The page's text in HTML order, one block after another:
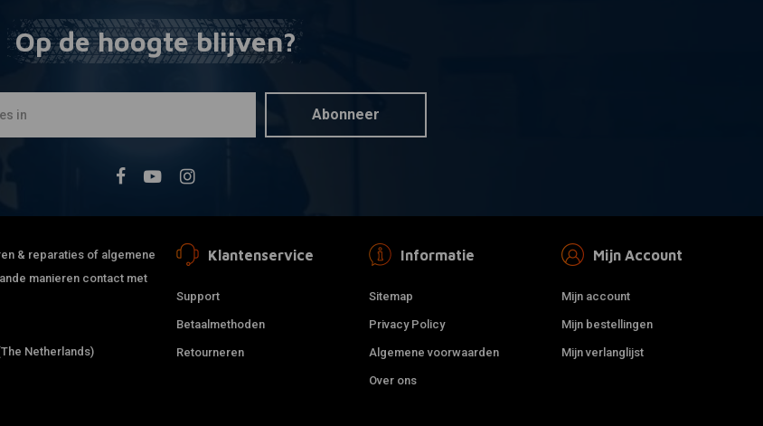
Achterspatbord OEM stijl
€113,39
Op de hoogte blijven?
Abonneer
& reparaties of algemene
manieren contact met
Netherlands)
Klantenservice
Support
Betaalmethoden
Retourneren
Informatie
Sitemap
Privacy Policy
Algemene voorwaarden
Over ons
Mijn Account
Mijn account
Mijn bestellingen
Mijn verlanglijst